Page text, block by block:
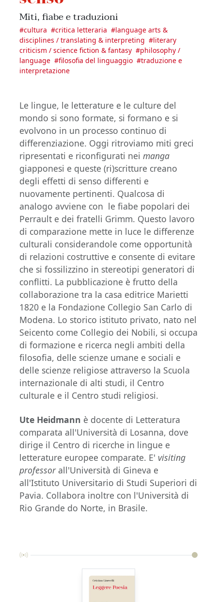
Miti, fiabe e traduzioni
#cultura #critica letteraria #language arts &
disciplines / translating & interpreting #literary
criticism / science fiction & fantasy #philosophy /
language #filosofia del linguaggio #traduzione e
interpretazione
Le lingue, le letterature e le culture del
mondo si sono formate, si formano e si
evolvono in un processo continuo di
differenziazione. Oggi ritroviamo miti greci
ripresentati e riconfigurati nei manga
giapponesi e queste (ri)scritture creano
degli effetti di senso differenti e
nuovamente pertinenti. Qualcosa di
analogo avviene con le fiabe popolari dei
Perrault e dei fratelli Grimm. Questo lavoro
di comparazione mette in luce le differenze
culturali considerandole come opportunità
di relazioni costruttive e consente di evitare
che si fossilizzino in stereotipi generatori di
conflitti. La pubblicazione è frutto della
collaborazione tra la casa editrice Marietti
1820 e la Fondazione Collegio San Carlo di
Modena. Lo storico istituto privato, nato nel
Seicento come Collegio dei Nobili, si occupa
di formazione e ricerca negli ambiti della
filosofia, delle scienze umane e sociali e
delle scienze religiose attraverso la Scuola
internazionale di alti studi, il Centro
culturale e il Centro studi religiosi.
Ute Heidmann è docente di Letteratura
comparata all'Università di Losanna, dove
dirige il Centro di ricerche in lingue e
letterature europee comparate. E' visiting
professor all'Università di Gineva e
all'Istituto Universitario di Studi Superiori di
Pavia. Collabora inoltre con l'Università di
Rio Grande do Norte, in Brasile.